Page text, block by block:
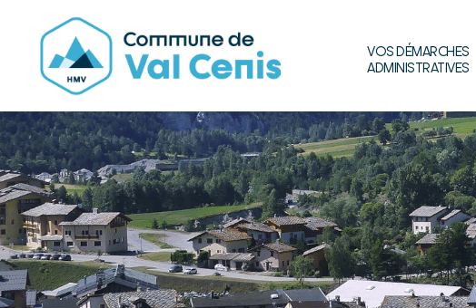
de
Val
Cenis
VOS DÉMARCHES
ADMINISTRATIVES